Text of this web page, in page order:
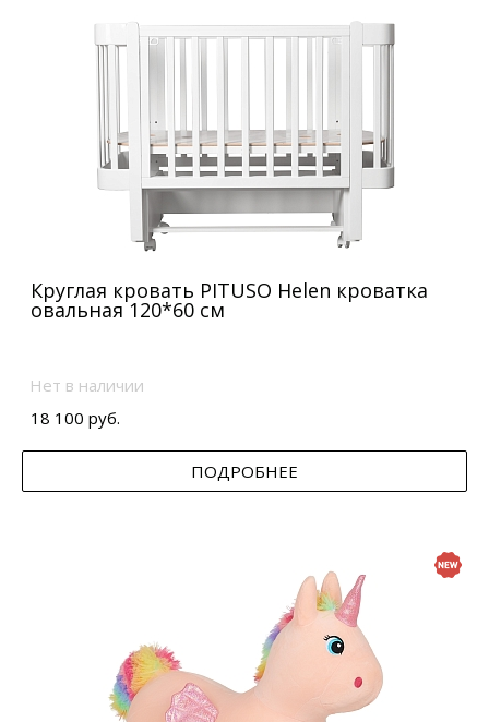
Круглая кровать PITUSO Helen кроватка
овальная 120*60 см
Нет в наличии
18 100 руб.
ПОДРОБНЕЕ